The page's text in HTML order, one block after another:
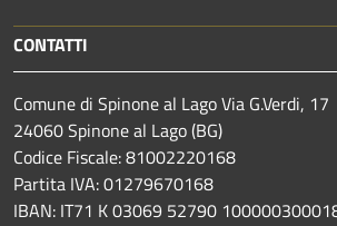
CONTATTI
Comune di Spinone al Lago Via G.Verdi, 17
24060 Spinone al Lago (BG)
Codice Fiscale: 81002220168
Partita IVA: 01279670168
IBAN: IT71 K 03069 52790